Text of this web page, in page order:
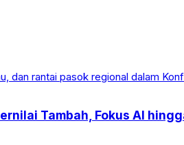
Tambah, Fokus AI